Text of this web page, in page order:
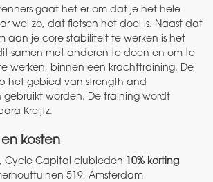
gaat het er om dat je het hele
wel zo, dat fietsen het doel is. Naast dat
aan je core stabiliteit te werken is het
samen met anderen te doen en om te
werken, binnen een krachttraining. De
het gebied van strength and
gebruikt worden. De training wordt
Kreijtz.
kosten
, Cycle Capital clubleden
10% korting
519, Amsterdam